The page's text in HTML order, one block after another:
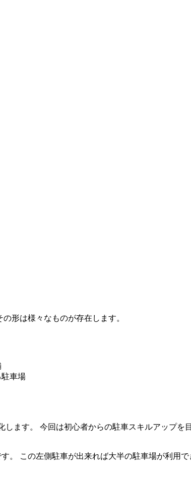
形は様々なものが存在します。
駐車場
します。 今回は初心者からの駐車スキルアップを
す。 この左側駐車が出来れば大半の駐車場が利用で